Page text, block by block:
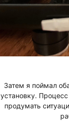
Затем я поймал
установку.
продумать